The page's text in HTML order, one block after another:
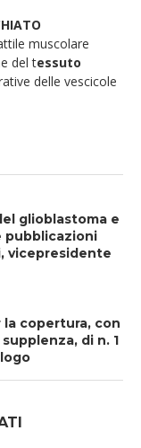
muscolare
del tessuto
delle vescicole
glioblastoma e
pubblicazioni
vicepresidente
la copertura, con
di n. 1